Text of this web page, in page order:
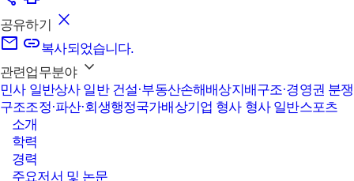
공유하기
복사되었습니다.
관련업무분야
민사 일반상사 일반 건설·부동산손해배상지배구조·경영권 분쟁
구조조정·파산·회생행정국가배상기업 형사 형사 일반스포츠
소개
학력
경력
주요저서 및 논문